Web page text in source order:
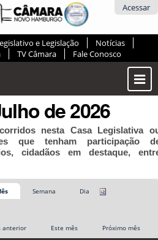
Acessar
e Legislação
Notícias
TV Câmara Fale Conosco
ou
de 2026
nesta Casa Legislativa
que tenham participação
cidadãos em destaque,
Semana
Dia
anterior Este mês Próximo mês